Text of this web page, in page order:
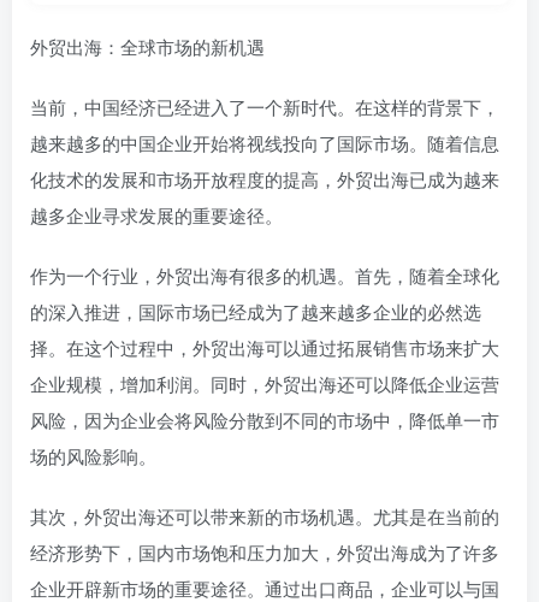
外贸出海：全球市场的新机遇
当前，中国经济已经进入了一个新时代。在这样的背景下，
越来越多的中国企业开始将视线投向了国际市场。随着信息
化技术的发展和市场开放程度的提高，外贸出海已成为越来
越多企业寻求发展的重要途径。
作为一个行业，外贸出海有很多的机遇。首先，随着全球化
的深入推进，国际市场已经成为了越来越多企业的必然选
择。在这个过程中，外贸出海可以通过拓展销售市场来扩大
企业规模，增加利润。同时，外贸出海还可以降低企业运营
风险，因为企业会将风险分散到不同的市场中，降低单一市
场的风险影响。
其次，外贸出海还可以带来新的市场机遇。尤其是在当前的
经济形势下，国内市场饱和压力加大，外贸出海成为了许多
企业开辟新市场的重要途径。通过出口商品，企业可以与国